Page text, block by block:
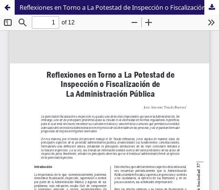
Reflexiones en Torno a La Potestad de Inspección o Fiscalización de La Administración Pública